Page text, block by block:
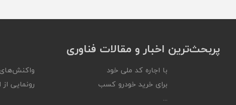
پربحث‌ترین اخبار و مقالات فناوری
با اجاره کد ملی خود
برای خرید خودرو کسب
...
رونمایی از